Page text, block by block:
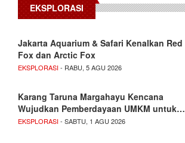
EKSPLORASI
Jakarta Aquarium & Safari Kenalkan Red
Fox dan Arctic Fox
EKSPLORASI- RABU, 5 AGU 2026
Karang Taruna Margahayu Kencana
Wujudkan Pemberdayaan UMKM untuk…
EKSPLORASI- SABTU, 1 AGU 2026